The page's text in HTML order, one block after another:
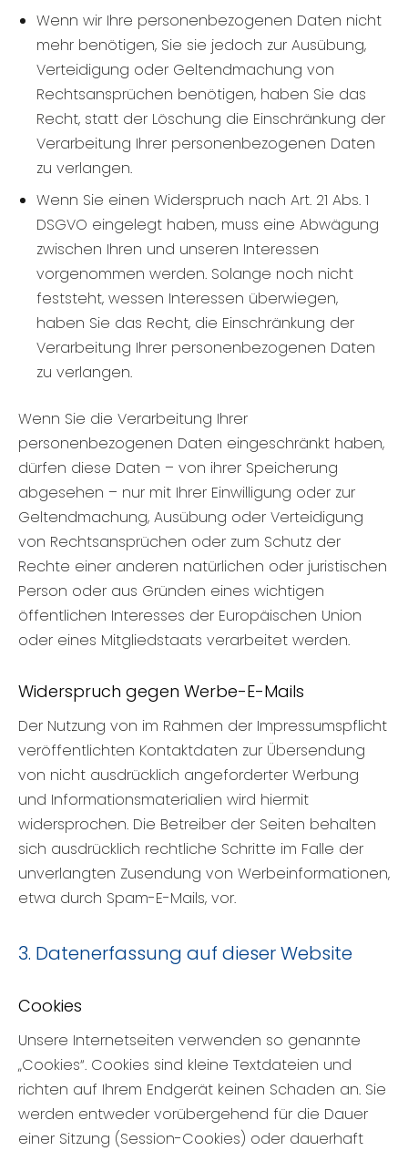
Wenn wir Ihre personenbezogenen Daten nicht
mehr benötigen, Sie sie jedoch zur Ausübung,
Verteidigung oder Geltendmachung von
Rechtsansprüchen benötigen, haben Sie das
Recht, statt der Löschung die Einschränkung der
Verarbeitung Ihrer personenbezogenen Daten
zu verlangen.
Wenn Sie einen Widerspruch nach Art. 21 Abs. 1
DSGVO eingelegt haben, muss eine Abwägung
zwischen Ihren und unseren Interessen
vorgenommen werden. Solange noch nicht
feststeht, wessen Interessen überwiegen,
haben Sie das Recht, die Einschränkung der
Verarbeitung Ihrer personenbezogenen Daten
zu verlangen.
Wenn Sie die Verarbeitung Ihrer
personenbezogenen Daten eingeschränkt haben,
dürfen diese Daten – von ihrer Speicherung
abgesehen – nur mit Ihrer Einwilligung oder zur
Geltendmachung, Ausübung oder Verteidigung
von Rechtsansprüchen oder zum Schutz der
Rechte einer anderen natürlichen oder juristischen
Person oder aus Gründen eines wichtigen
öffentlichen Interesses der Europäischen Union
oder eines Mitgliedstaats verarbeitet werden.
Widerspruch gegen Werbe-E-Mails
Der Nutzung von im Rahmen der Impressumspflicht
veröffentlichten Kontaktdaten zur Übersendung
von nicht ausdrücklich angeforderter Werbung
und Informationsmaterialien wird hiermit
widersprochen. Die Betreiber der Seiten behalten
sich ausdrücklich rechtliche Schritte im Falle der
unverlangten Zusendung von Werbeinformationen,
etwa durch Spam-E-Mails, vor.
3. Datenerfassung auf dieser Website
Cookies
Unsere Internetseiten verwenden so genannte
„Cookies“. Cookies sind kleine Textdateien und
richten auf Ihrem Endgerät keinen Schaden an. Sie
werden entweder vorübergehend für die Dauer
einer Sitzung (Session-Cookies) oder dauerhaft